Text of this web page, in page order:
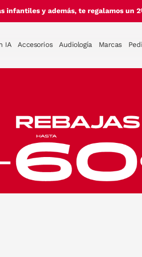
infantiles y además, te regalamos un
IA Accesorios Audiología Marcas